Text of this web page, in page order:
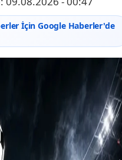
İçin Google Haberler'de